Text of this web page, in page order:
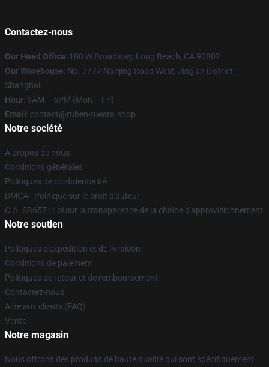
Contactez-nous
Our Head Office: 100 W Broadway, Long Beach, CA 90802
Our Warehouse: No. 7777 Nanjing Road West, Jing'an District,
Shanghai
Hour: 9AM – 5PM (Mon – Fri)
Email : contact@ruben-tuesta.shop
Notre société
À propos de nous
Conditions générales
Politiques de confidentialité
DMCA - Politique sur le droit d'auteur
C.A. SB657 : Loi sur la transparence de la chaîne d'approvisionnement
Notre soutien
Politiques d'expédition et de livraison
Conditions de paiement
Politiques de retour et de remboursement
Contactez-nous
Aide aux clients (FAQ)
Vente
Notre magasin
Nous offrons des produits de haute qualité qui sont spécifiquement